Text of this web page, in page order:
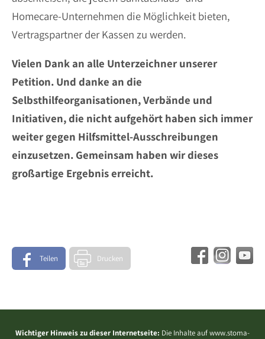
Homecare-Unternehmen die Möglichkeit bieten,
Vertragspartner der Kassen zu werden.
Vielen Dank an alle Unterzeichner unserer
Petition. Und danke an die
Selbsthilfeorganisationen, Verbände und
Initiativen, die nicht aufgehört haben sich immer
weiter gegen Hilfsmittel-Ausschreibungen
einzusetzen. Gemeinsam haben wir dieses
großartige Ergebnis erreicht.
Teilen Drucken
Wichtiger Hinweis zu dieser Internetseite: Die Inhalte auf www.stoma-